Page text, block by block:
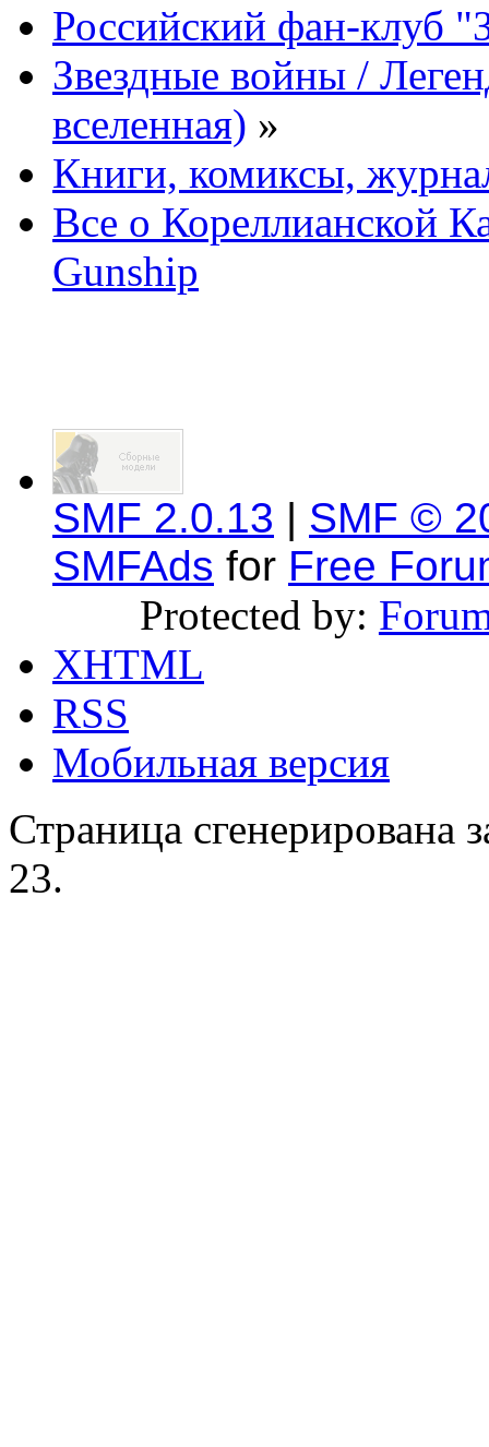
Российский фан-клуб
Звездные войны /
вселенная) »
Книги, комиксы,
Все о Кореллианской
Gunship
SMF 2.0.13 | SMF ©
SMFAds for Free
Protected by:
XHTML
RSS
Мобильная версия
Страница сгенерирована
23.